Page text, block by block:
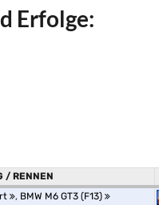
Erfolge:
/ RENNEN
, BMW M6 GT3 (F13)